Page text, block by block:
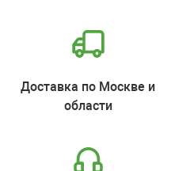
Доставка по Москве и
области